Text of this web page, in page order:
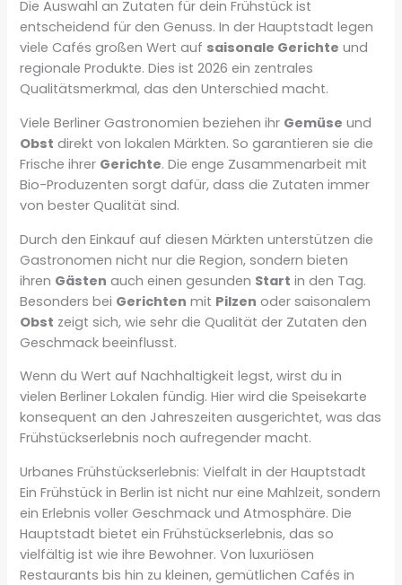
Die Auswahl an Zutaten für dein Frühstück ist
entscheidend für den Genuss. In der Hauptstadt legen
viele Cafés großen Wert auf saisonale Gerichte und
regionale Produkte. Dies ist 2026 ein zentrales
Qualitätsmerkmal, das den Unterschied macht.
Viele Berliner Gastronomien beziehen ihr Gemüse und
Obst direkt von lokalen Märkten. So garantieren sie die
Frische ihrer Gerichte. Die enge Zusammenarbeit mit
Bio-Produzenten sorgt dafür, dass die Zutaten immer
von bester Qualität sind.
Durch den Einkauf auf diesen Märkten unterstützen die
Gastronomen nicht nur die Region, sondern bieten
ihren Gästen auch einen gesunden Start in den Tag.
Besonders bei Gerichten mit Pilzen oder saisonalem
Obst zeigt sich, wie sehr die Qualität der Zutaten den
Geschmack beeinflusst.
Wenn du Wert auf Nachhaltigkeit legst, wirst du in
vielen Berliner Lokalen fündig. Hier wird die Speisekarte
konsequent an den Jahreszeiten ausgerichtet, was das
Frühstückserlebnis noch aufregender macht.
Urbanes Frühstückserlebnis: Vielfalt in der Hauptstadt
Ein Frühstück in Berlin ist nicht nur eine Mahlzeit, sondern
ein Erlebnis voller Geschmack und Atmosphäre. Die
Hauptstadt bietet ein Frühstückserlebnis, das so
vielfältig ist wie ihre Bewohner. Von luxuriösen
Restaurants bis hin zu kleinen, gemütlichen Cafés in